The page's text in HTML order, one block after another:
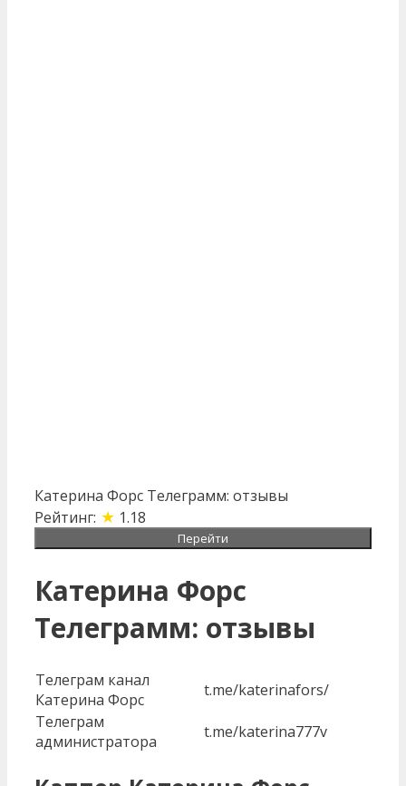
Катерина Форс Телеграмм: отзывы
Рейтинг: ★ 1.18
Перейти
Катерина Форс
Телеграмм: отзывы
Телеграм канал
Катерина Форс
t.me/katerinafors/
Телеграм
администратора
t.me/katerina777v